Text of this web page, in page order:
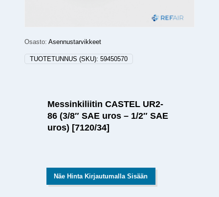
Osasto: Asennustarvikkeet
TUOTETUNNUS (SKU): 59450570
Messinkiliitin CASTEL UR2-
86 (3/8″ SAE uros – 1/2″ SAE
uros) [7120/34]
Näe Hinta Kirjautumalla Sisään